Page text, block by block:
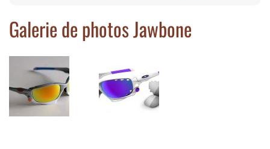
Galerie de photos Jawbone